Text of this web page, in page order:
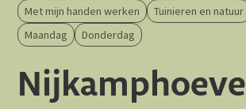
Met mijn handen werken
Tuinieren en natuur
Maandag
Donderdag
Nijkamphoeve